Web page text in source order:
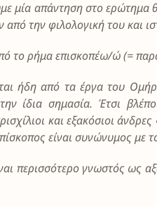
μία απάντηση στο ερώτημα
την φιλολογική του και
το ρήμα επισκοπέω/ώ (=
ήδη από τα έργα του
ίδια σημασία. Έτσι
και εξακόσιοι
είναι συνώνυμος με
περισσότερο γνωστός ως